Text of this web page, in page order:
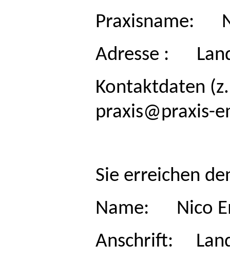
Praxisname:
Adresse :
Kontaktdaten
praxis@praxis-
Sie erreichen
Name: Nico
Anschrift: